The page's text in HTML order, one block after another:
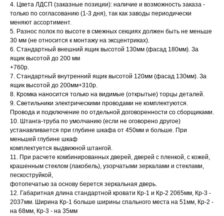
4. Цвета ЛДСП (заказные позиции): наличие и возможность заказа -
только по согласованию (1-3 дня), так как заводы периодически
меняют ассортимент.
5. Разнос полок по высоте в смежных секциях должен быть не меньше
30 мм (не относится к монтажу на эксцентриках).
6. Стандартный внешний ящик высотой 130мм (фасад 180мм). За
ящик высотой до 200 мм
+760р.
7. Стандартный внутренний ящик высотой 120мм (фасад 130мм). За
ящик высотой до 200мм+310р.
8. Кромка наносится только на видимые (открытые) торцы деталей.
9. Светильники электрическими проводами не комплектуются.
Провода и подключение по отдельной договоренности со сборщиками.
10. Штанга-труба по умолчанию (если не оговорено другое)
устанавливается при глубине шкафа от 450мм и больше. При
меньшей глубине шкаф
комплектуется выдвижной штангой.
11. При расчете комбинированных дверей, дверей с пленкой, с кожей,
крашенным стеклом (лакобель), узорчатыми зеркалами и стеклами,
пескоструйкой,
фотопечатью за основу берется зеркальная дверь.
12. Габаритная длина стандартной кровати Кр-1 и Кр-2 2065мм, Кр-3 -
2037мм. Ширина Кр-1 больше ширины спального места на 51мм, Кр-2 -
на 68мм, Кр-3 - на 35мм